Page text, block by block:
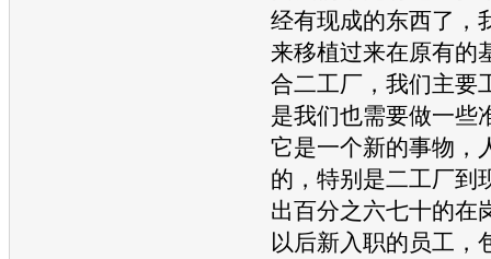
经有现成的东西了，
来移植过来在原有的
合二工厂，我们主要
是我们也需要做一些
它是一个新的事物，
的，特别是二工厂到
出百分之六七十的在
以后新入职的员工，